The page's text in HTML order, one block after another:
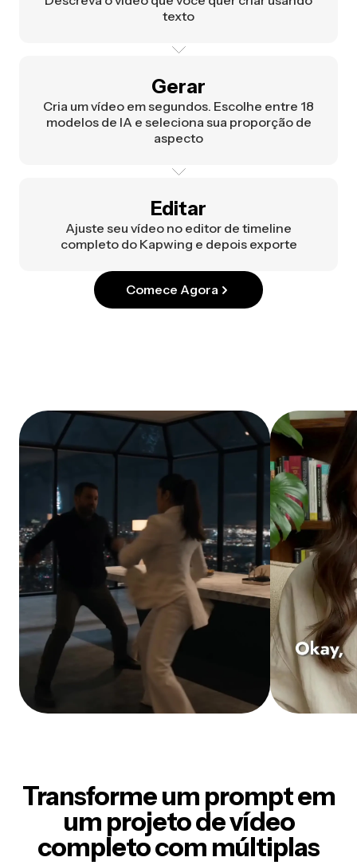
texto
Gerar
Cria um vídeo em segundos. Escolhe entre 18
modelos de IA e seleciona sua proporção de
aspecto
Editar
Ajuste seu vídeo no editor de timeline
completo do Kapwing e depois exporte
Comece Agora
Transforme um prompt em
um projeto de vídeo
completo com múltiplas